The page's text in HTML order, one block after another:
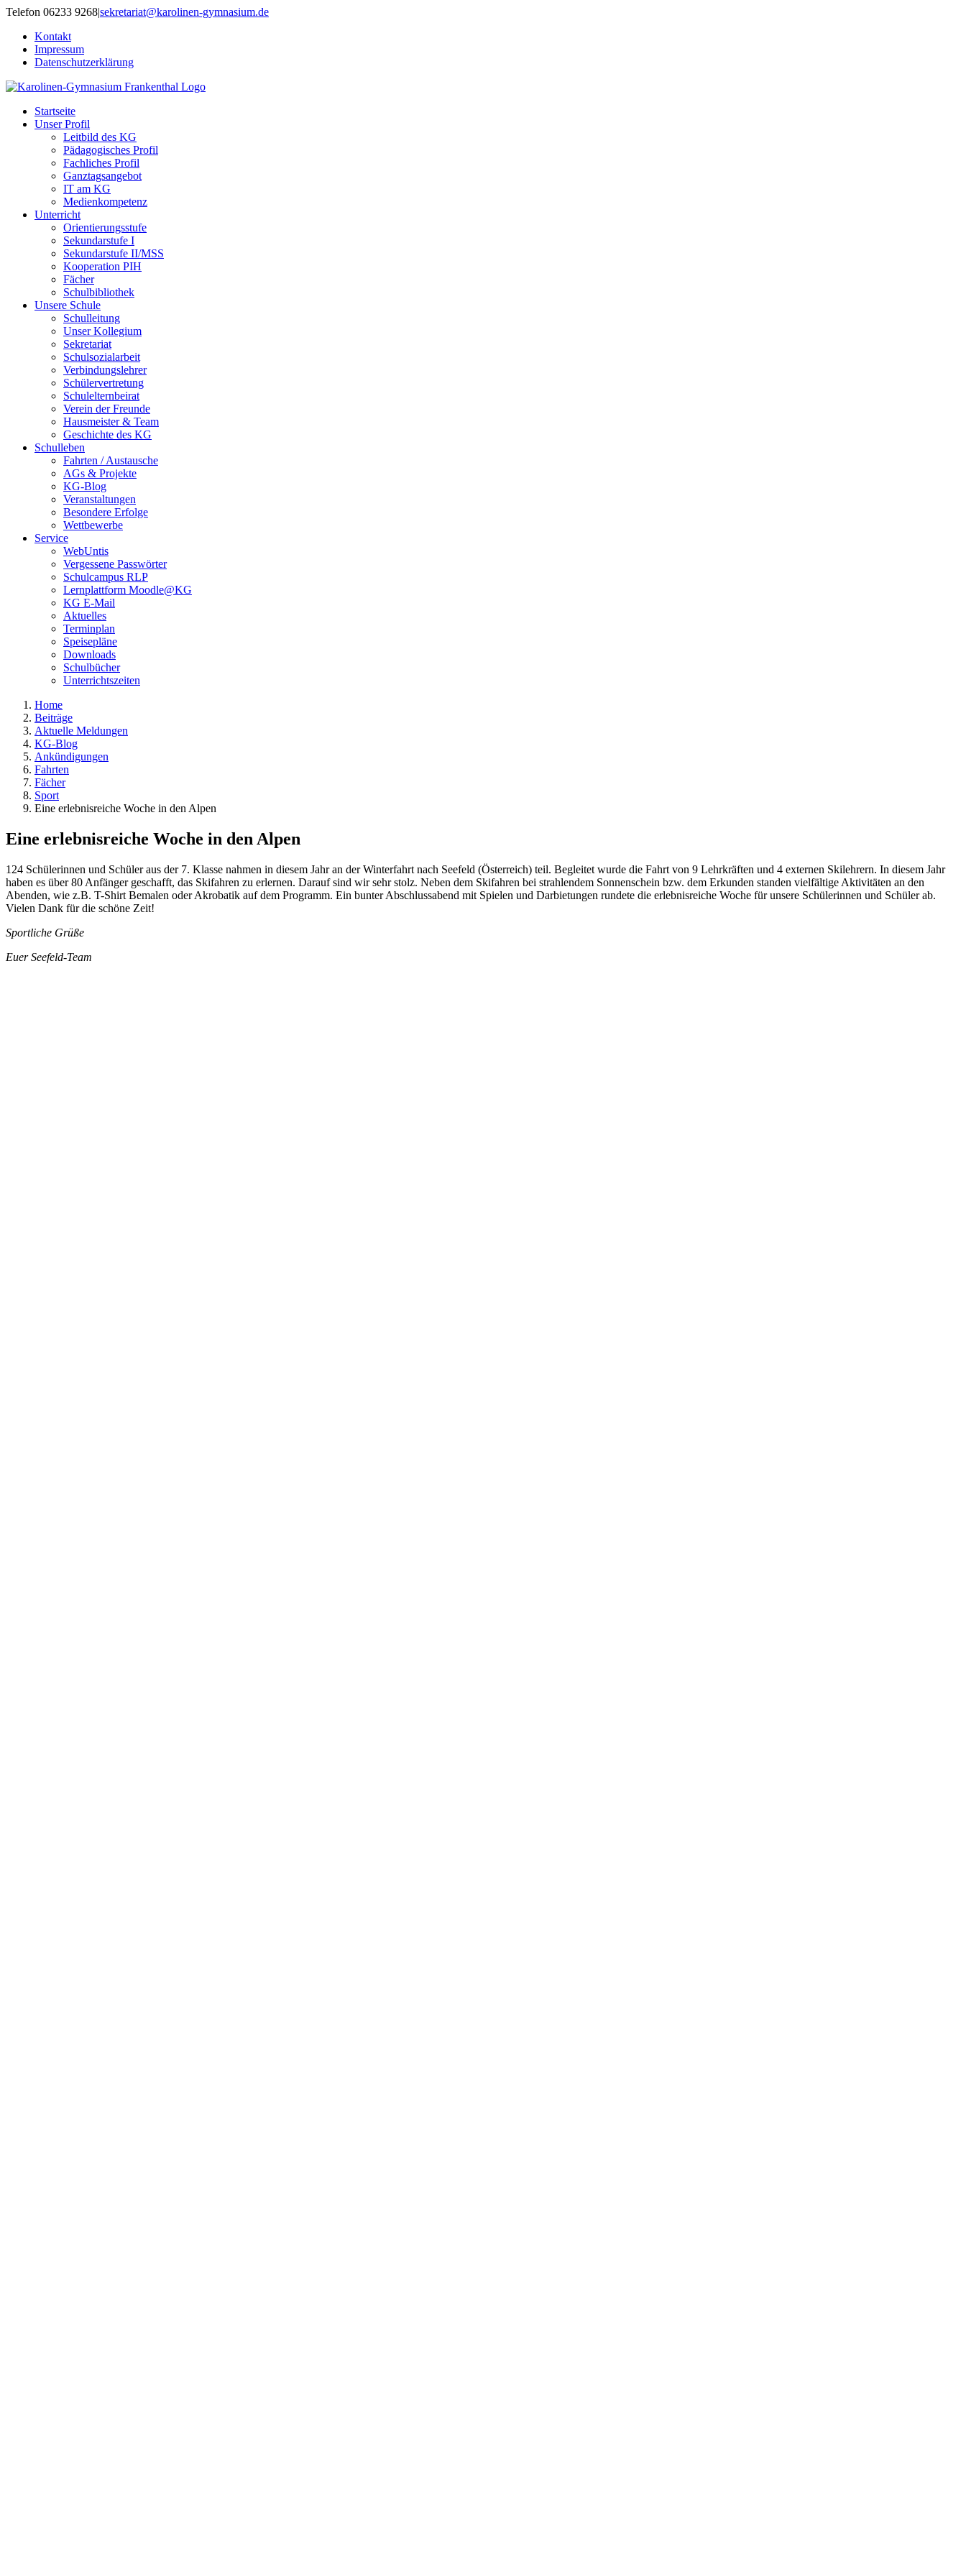
Zum
springen
Telefon 06233 9268|sekretariat@karolinen-gymnasium.de
Kontakt
Impressum
Datenschutzerklärung
Startseite
Unser Profil
Leitbild des KG
Pädagogisches Profil
Fachliches Profil
Ganztagsangebot
IT am KG
Medienkompetenz
Unterricht
Orientierungsstufe
Sekundarstufe I
Sekundarstufe II/MSS
Kooperation PIH
Fächer
Schulbibliothek
Unsere Schule
Schulleitung
Unser Kollegium
Sekretariat
Schulsozialarbeit
Verbindungslehrer
Schülervertretung
Schulelternbeirat
Verein der Freunde
Hausmeister & Team
Geschichte des KG
Schulleben
Fahrten / Austausche
AGs & Projekte
KG-Blog
Veranstaltungen
Besondere Erfolge
Wettbewerbe
Service
WebUntis
Vergessene Passwörter
Schulcampus RLP
Lernplattform Moodle@KG
KG E-Mail
Aktuelles
Terminplan
Speisepläne
Downloads
Schulbücher
Unterrichtszeiten
Home
Beiträge
Aktuelle Meldungen
KG-Blog
Ankündigungen
Fahrten
Fächer
Sport
Eine erlebnisreiche Woche in den Alpen
Eine erlebnisreiche Woche in den Alpen
124 Schülerinnen und Schüler aus der 7. Klasse nahmen in diesem Jahr an der Winterfahrt nach Seefeld (Österreich) teil. Begleitet wurde die Fahrt von 9 Lehrkräften und 4 externen Skilehrern. In diesem Jahr
haben es über 80 Anfänger geschafft, das Skifahren zu erlernen. Darauf sind wir sehr stolz. Neben dem Skifahren bei strahlendem Sonnenschein bzw. dem Erkunden standen vielfältige Aktivitäten an den
Abenden, wie z.B. T-Shirt Bemalen oder Akrobatik auf dem Programm. Ein bunter Abschlussabend mit Spielen und Darbietungen rundete die erlebnisreiche Woche für unsere Schülerinnen und Schüler ab.
Vielen Dank für die schöne Zeit!
Sportliche Grüße
Euer Seefeld-Team